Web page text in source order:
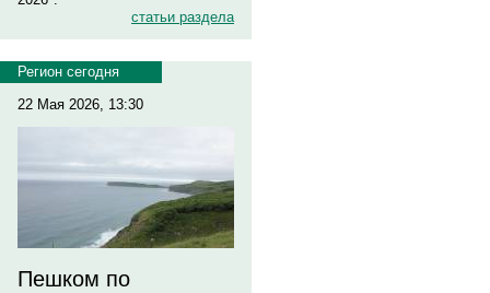
статьи раздела
Регион сегодня
22 Мая 2026, 13:30
Пешком по